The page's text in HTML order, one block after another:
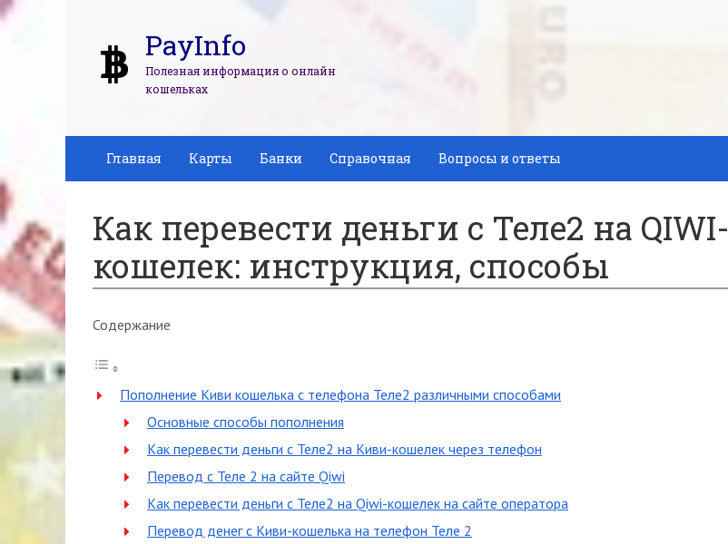
PayInfo
Полезная информация о онлайн
кошельках
Главная Карты Банки Справочная Вопросы и ответы
Как перевести деньги с Теле2 на QIWI-
кошелек: инструкция, способы
Содержание
Пополнение Киви кошелька с телефона Теле2 различными способами
Основные способы пополнения
Как перевести деньги с Теле2 на Киви-кошелек через телефон
Перевод с Теле 2 на сайте Qiwi
Как перевести деньги с Теле2 на Qiwi-кошелек на сайте оператора
Перевод денег с Киви-кошелька на телефон Теле 2